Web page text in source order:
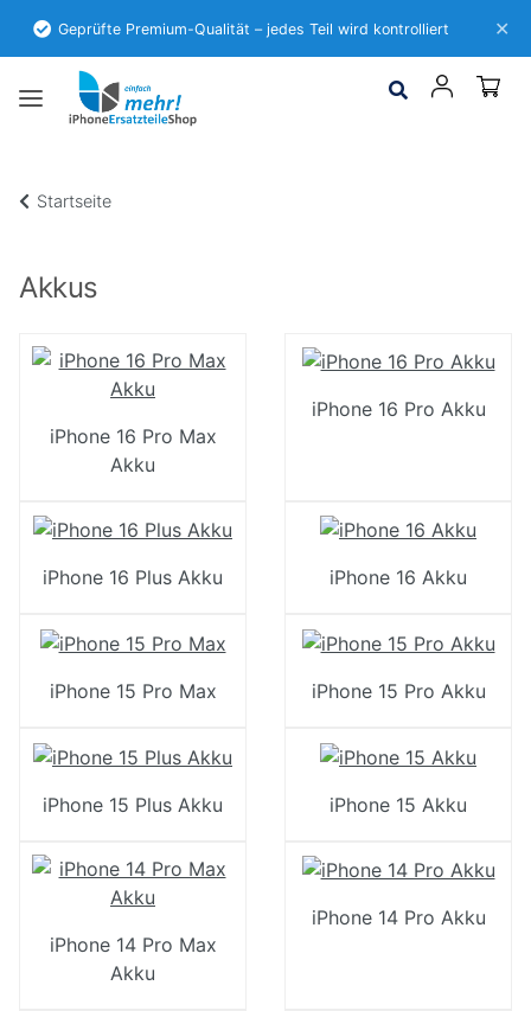
Geprüfte Premium-Qualität – jedes Teil wird kontrolliert ✕
Startseite
Akkus
iPhone 16 Pro Max
Akku
iPhone 16 Pro Akku
iPhone 16 Plus Akku iPhone 16 Akku
iPhone 15 Pro Max iPhone 15 Pro Akku
iPhone 15 Plus Akku iPhone 15 Akku
iPhone 14 Pro Max
Akku
iPhone 14 Pro Akku